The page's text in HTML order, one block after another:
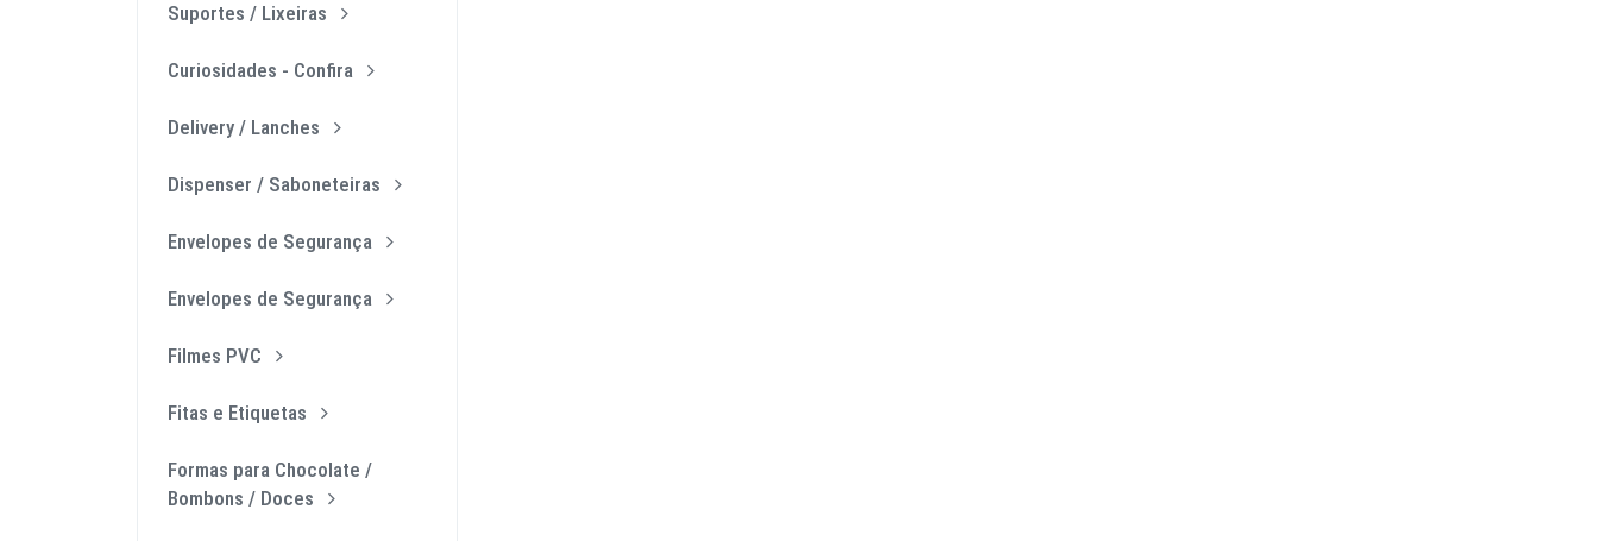
Suportes / Lixeiras
Curiosidades - Confira
Delivery / Lanches
Dispenser / Saboneteiras
Envelopes de Segurança
Envelopes de Segurança
Filmes PVC
Fitas e Etiquetas
Formas para Chocolate /
Bombons / Doces